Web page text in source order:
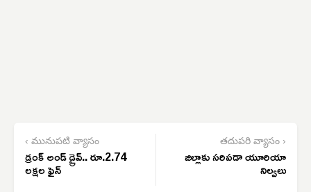
‹ మునుపటి వ్యాసం
డ్రంక్ అండ్ డ్రైవ్.. రూ.2.74
లక్షల ఫైన్
తదుపరి వ్యాసం ›
జిల్లాకు సరిపడా యూరియా
నిల్వలు